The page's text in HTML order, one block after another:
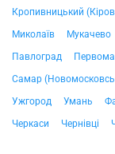
Кропивницький
Миколаїв
Мукачево
Павлоград
Самар
Ужгород
Умань
Черкаси
Чернівці